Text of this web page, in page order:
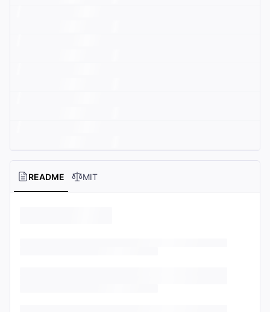
README MIT